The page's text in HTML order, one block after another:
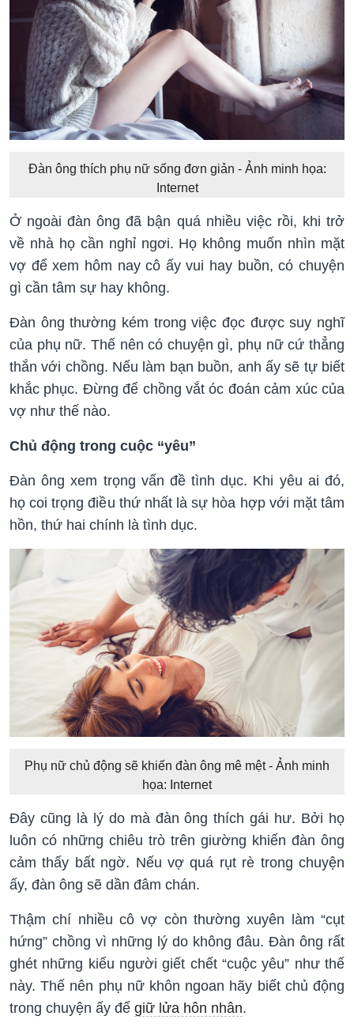
Đàn ông thích phụ nữ sống đơn giản - Ảnh minh họa:
Internet
Ở ngoài đàn ông đã bận quá nhiều việc rồi, khi trở
về nhà họ cần nghỉ ngơi. Họ không muốn nhìn mặt
vợ để xem hôm nay cô ấy vui hay buồn, có chuyện
gì cần tâm sự hay không.
Đàn ông thường kém trong việc đọc được suy nghĩ
của phụ nữ. Thế nên có chuyện gì, phụ nữ cứ thẳng
thắn với chồng. Nếu làm bạn buồn, anh ấy sẽ tự biết
khắc phục. Đừng để chồng vắt óc đoán cảm xúc của
vợ như thế nào.
Chủ động trong cuộc “yêu”
Đàn ông xem trọng vấn đề tình dục. Khi yêu ai đó,
họ coi trọng điều thứ nhất là sự hòa hợp với mặt tâm
hồn, thứ hai chính là tình dục.
Phụ nữ chủ động sẽ khiến đàn ông mê mệt - Ảnh minh
họa: Internet
Đây cũng là lý do mà đàn ông thích gái hư. Bởi họ
luôn có những chiêu trò trên giường khiến đàn ông
cảm thấy bất ngờ. Nếu vợ quá rụt rè trong chuyện
ấy, đàn ông sẽ dần đâm chán.
Thậm chí nhiều cô vợ còn thường xuyên làm “cụt
hứng” chồng vì những lý do không đâu. Đàn ông rất
ghét những kiểu người giết chết “cuộc yêu” như thế
này. Thế nên phụ nữ khôn ngoan hãy biết chủ động
trong chuyện ấy để giữ lửa hôn nhân.